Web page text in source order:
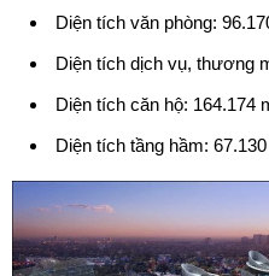
Diện tích văn phòng:
Diện tích dịch vụ, thương
Diện tích căn hộ: 164.174
Diện tích tầng hầm: